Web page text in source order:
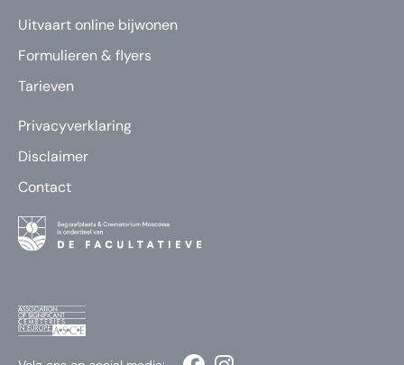
Uitvaart online bijwonen
Formulieren & flyers
Tarieven
Privacyverklaring
Disclaimer
Contact